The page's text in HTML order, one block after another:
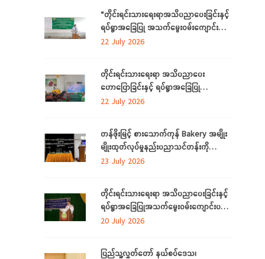
ပြုလုပ်
“တိုင်းရင်းသားရေးရာအသိပညာပေးခြင်းနှင့်
ရပ်ရွာအခြေပြု အသက်မွေးဝမ်းကျောင်း
ပညာလိုအပ်ချက် ဆန်းစစ်စီမံခြင်း
ကို ရန်ကုန်တိုင်းဒေသကြီးတွင် ကျင်းပပြုလုပ်
22 July 2026
တိုင်းရင်းသားရေးရာ အသိပညာပေး
ဟောပြောခြင်းနှင့် ရပ်ရွာအခြေပြု
အသက်မွေးဝမ်းကျောင်း ပညာလိုအပ်ချက်တို့
မွန်ပြည်နယ်တွင် ကျင်းပပြုလုပ်
22 July 2026
တန်ဖိုးမြင့် စားသောက်ကုန် Bakery အမျိုး
မျိုးထုတ်လုပ်မှုနည်းပညာသင်တန်းကို
စစ်ကိုင်းတိုင်းဒေသကြီး၊ လဟယ်မြို့၌ ဖွင့်လှစ်
23 July 2026
တိုင်းရင်းသားရေးရာ အသိပညာပေးခြင်းနှင့်
ရပ်ရွာအခြေပြုအသက်မွေးဝမ်းကျောင်းပညာ
လိုအပ်ချက်များကို ဆန်းစစ်စီမံခြင်း
ပြုလုပ်
20 July 2026
ပြည်သူ့လွှတ်တော် နယ်စပ်ဒေသ၊